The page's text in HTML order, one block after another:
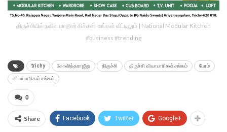
திருச்சியில் நவீன மாடூலர் கிச்சன் -உங்கள் வீட்டிலும் | National Modular Kitchen
#business #trending
trichy கோவிந்தராஜீலு திருச்சி திருச்சி வியாபாரிகள் சங்கம் பேரம்
வியாபாரிகள் சங்கம்
0
Share Facebook Twitter Google+